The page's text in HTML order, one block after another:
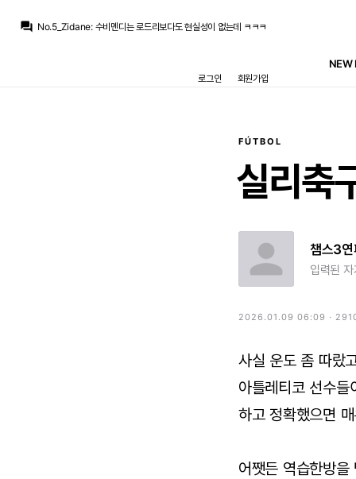
question_answer No.5_Zidane: 수비멘디는 로드리보다도 현실성이 없는데 ㅋㅋㅋ
m.fmkorea.com/best/10188761277
NEW
로그인 회원가입
FÚTBOL
실리축
챔스3연
입력된
2026.01.09 06:09 ·
사실 운도 좀 따랐
아틀레티코 선수
하고 정확했으면
어쨋든 역습한방